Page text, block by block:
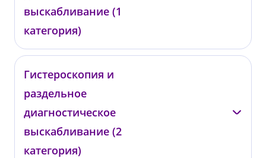
выскабливание (1
категория)
Подольская Т.В.
ГРВ01
от 55 000 ₽
Гистероскопия и
раздельное
диагностическое
выскабливание (2
категория)